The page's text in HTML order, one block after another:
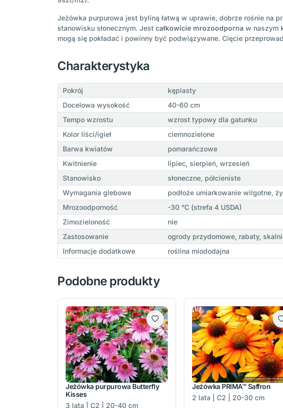
Jeżówka purpurowa jest byliną łatwą w uprawie, dobrze rośnie na
stanowisku słonecznym. Jest całkowicie mrozoodporna w naszym
mogą się pokładać i powinny być podwiązywane. Cięcie
Charakterystyka
Pokrój
kępiasty
Docelowa wysokość
40-60 cm
Tempo wzrostu
wzrost typowy dla gatunku
Kolor liści/igieł
ciemnozielone
Barwa kwiatów
pomarańczowe
Kwitnienie
lipiec, sierpień, wrzesień
Stanowisko
słoneczne, półcieniste
Wymagania glebowe
podłoże umiarkowanie wilgotne,
Mrozoodporność
-30 °C (strefa 4 USDA)
Zimozieloność
nie
Zastosowanie
ogrody przydomowe, rabaty,
Informacje dodatkowe
roślina miododajna
Podobne produkty
Jeżówka purpurowa Butterfly
Kisses
3 lata | C2 | 20-40 cm
Jeżówka PRIMA™ Saffron
2 lata | C2 | 20-30 cm